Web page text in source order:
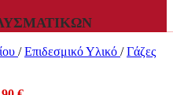
/ Επιδεσμικό Υλικό / Γάζες